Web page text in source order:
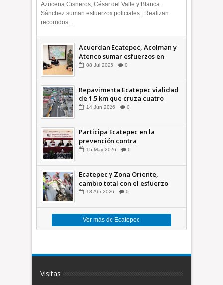
Azucena Cisneros, César del Valle y Blanca
Sánchez suman esfuerzos policiales | Realizan
recorridos ...
Acuerdan Ecatepec, Acolman y
Atenco sumar esfuerzos en
seguridad
08 Jul 2026 0
Repavimenta Ecatepec vialidad
de 1.5 km que cruza cuatro
comunidades +Video
14 Jun 2026 0
Participa Ecatepec en la
prevención contra
inundaciones en el Valle de
15 May 2026 0
Ecatepec y Zona Oriente,
cambio total con el esfuerzo
conjunto: Azucena; retiran 21
18 Abr 2026 0
Ver más de Ecatepec
Visitas